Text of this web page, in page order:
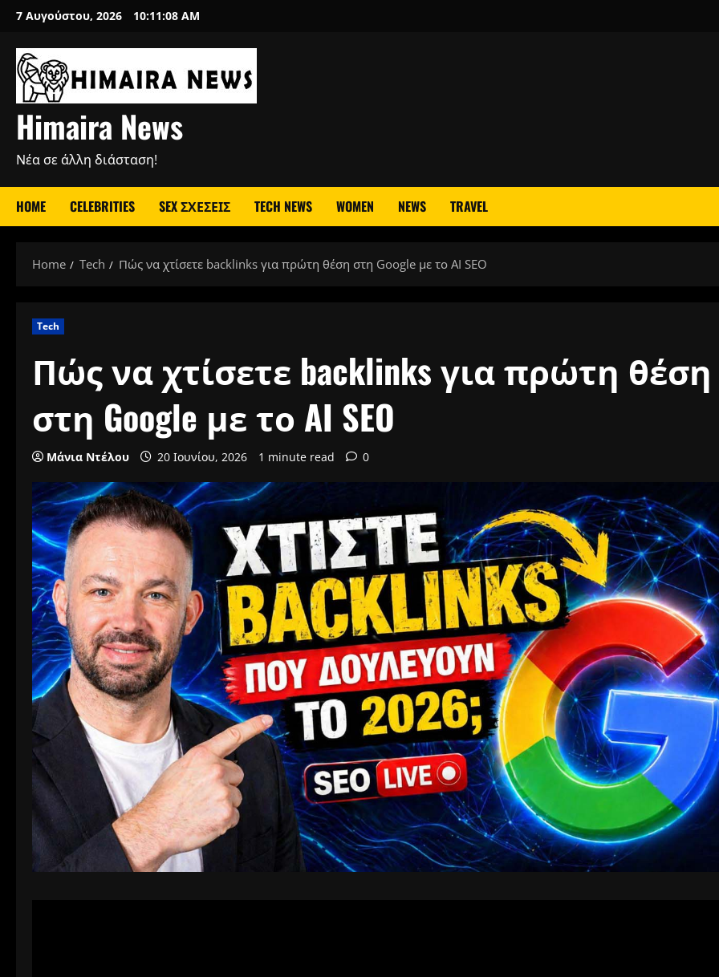
Skip
content
7 Αυγούστου, 2026 10:11:10 AM
Himaira News
Νέα σε άλλη διάσταση!
HOME CELEBRITIES SEX ΣΧΕΣΕΙΣ TECH NEWS WOMEN NEWS TRAVEL
Home Tech Πώς να χτίσετε backlinks για πρώτη θέση στη Google με το AI SEO
Tech
Πώς να χτίσετε backlinks για πρώτη θέση
στη Google με το AI SEO
Μάνια Ντέλου 20 Ιουνίου, 2026 1 minute read 0